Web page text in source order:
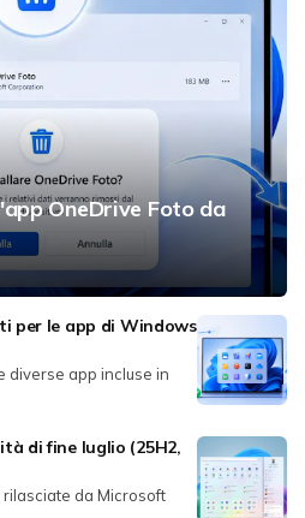
OneDrive Foto da
per le app di Windows
diverse app incluse in
di fine luglio (25H2,
da Microsoft